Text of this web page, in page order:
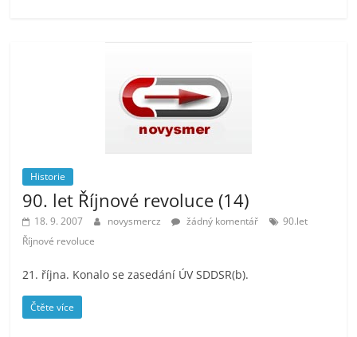
Historie
90. let Říjnové revoluce (14)
18. 9. 2007 novysmercz žádný komentář
90.let
Říjnové revoluce
21. října. Konalo se zasedání ÚV SDDSR(b).
Čtěte více